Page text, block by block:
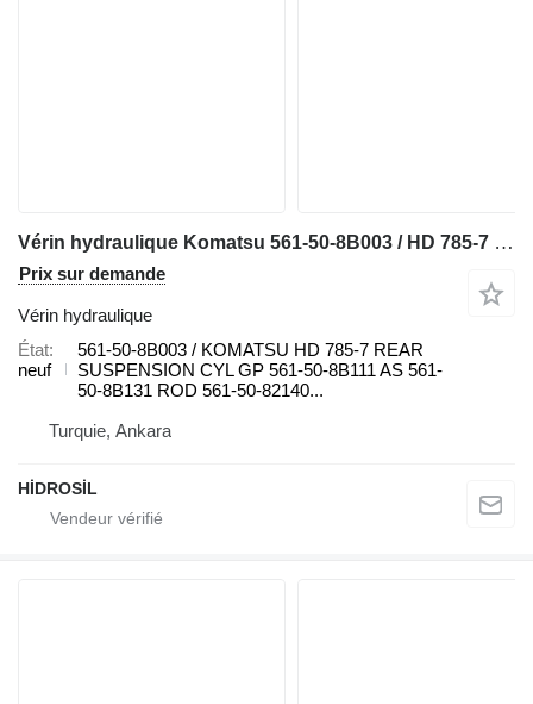
Vérin hydraulique Komatsu 561-50-8B003 / HD 785-7 CYLINDRE DE SUSPENSION ARRIÈRE GP pour tombereau rigide
Prix sur demande
Vérin hydraulique
État
neuf
561-50-8B003 / KOMATSU HD 785-7 REAR
SUSPENSION CYL GP 561-50-8B111 AS 561-
50-8B131 ROD 561-50-82140...
Turquie, Ankara
HİDROSİL